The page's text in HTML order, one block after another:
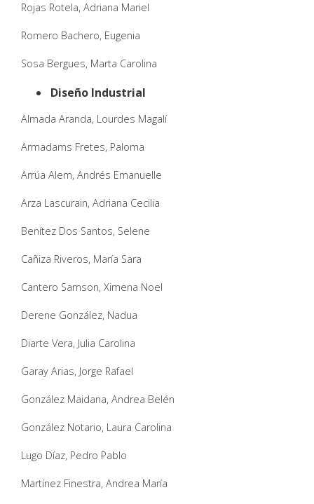
Rojas Rotela, Adriana Mariel
Romero Bachero, Eugenia
Sosa Bergues, Marta Carolina
Diseño Industrial
Almada Aranda, Lourdes Magalí
Armadams Fretes, Paloma
Arrúa Alem, Andrés Emanuelle
Arza Lascurain, Adriana Cecilia
Benítez Dos Santos, Selene
Cañiza Riveros, María Sara
Cantero Samson, Ximena Noel
Derene González, Nadua
Diarte Vera, Julia Carolina
Garay Arias, Jorge Rafael
González Maidana, Andrea Belén
González Notario, Laura Carolina
Lugo Díaz, Pedro Pablo
Martínez Finestra, Andrea María